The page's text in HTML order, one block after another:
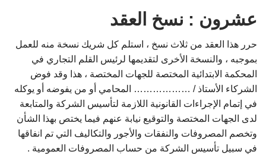
عشرون : نسخ العقد
حرر هذا العقد من ثلاث نسخ ، استلم كل شريك نسخة منه للعمل
بموجبه ، والنسخة الأخرى لتقديمها لرئيس القلم التجاري في
المحكمة الابتدائية المختصة للجهات المختصة ، هذا وقد فوض
الشركاء الأستاذ / ……………… المحامي أو من يفوضه أو يوكله
في إتمام الإجراءات القانونية اللازمة لتأسيس الشركة والمتابعة
لدى الجهات المختصة والتوقيع نيابة عنهم فيما يختص بهذا الشأن
وتخصم المصروفات والنفقات والأجور والتكاليف التي تم انفاقها
في سبيل تأسيس الشركة من حساب المصروفات العمومية .